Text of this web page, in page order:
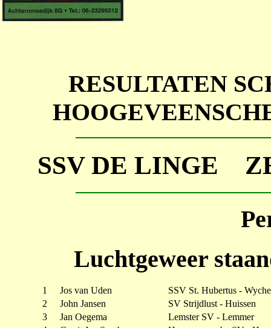
RESULTATEN
SSV DE LINGE
Luchtgeweer
1 Jos van Uden
SSV St. Hubertus -
2
John Jansen
SV Strijdlust - Huissen
3
Jan Oegema
Lemster SV - Lemmer